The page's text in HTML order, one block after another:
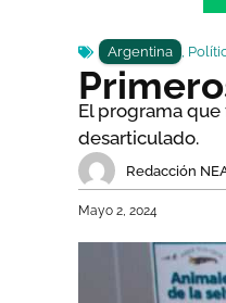
Argentina ,
El programa
desarticulado.
Redacción
Mayo 2, 2024